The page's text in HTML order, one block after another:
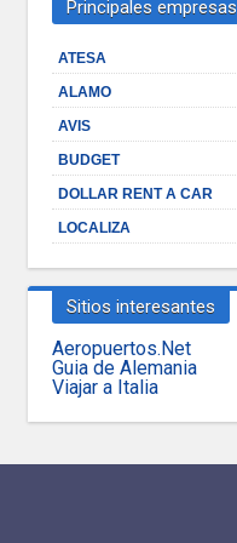
Principales empresas
ATESA
ALAMO
AVIS
BUDGET
DOLLAR RENT A CAR
LOCALIZA
Sitios interesantes
Aeropuertos.Net
Guia de Alemania
Viajar a Italia